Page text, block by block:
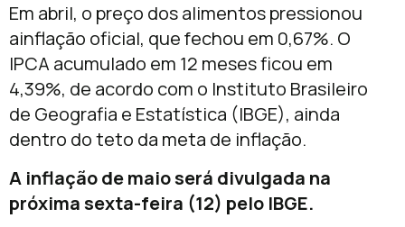
Em abril, o preço dos alimentos pressionou
ainflação oficial, que fechou em 0,67%. O
IPCA acumulado em 12 meses ficou em
4,39%, de acordo com o Instituto Brasileiro
de Geografia e Estatística (IBGE), ainda
dentro do teto da meta de inflação.
A inflação de maio será divulgada na
próxima sexta-feira (12) pelo IBGE.